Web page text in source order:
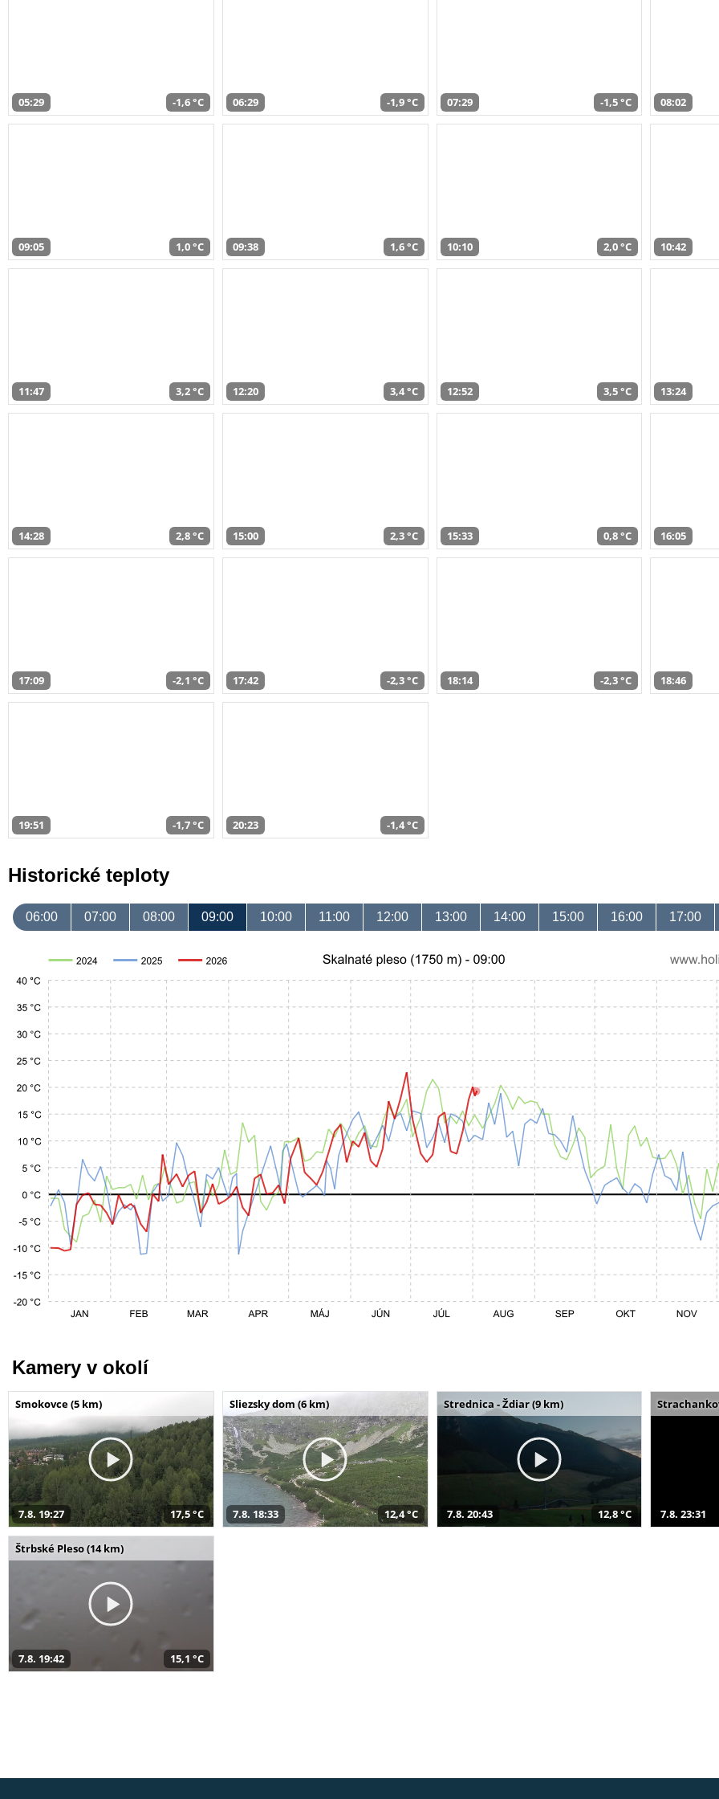
05:29 -1,6 °C 06:29 -1,9 °C 07:29 -1,5 °C 08:02
09:05 1,0 °C 09:38 1,6 °C 10:10 2,0 °C 10:42
11:47 3,2 °C 12:20 3,4 °C 12:52 3,5 °C 13:24
14:28 2,8 °C 15:00 2,3 °C 15:33 0,8 °C 16:05
17:09 -2,1 °C 17:42 -2,3 °C 18:14 -2,3 °C 18:46
19:51 -1,7 °C 20:23 -1,4 °C
Historické teploty
06:00 07:00 08:00 09:00 10:00 11:00 12:00 13:00 14:00 15:00 16:00 17:00
Kamery v okolí
Smokovce (5 km)
7.8. 19:27 17,5 °C
Sliezsky dom (6 km)
7.8. 18:33 12,4 °C
Strednica - Ždiar (9 km)
7.8. 20:43 12,8 °C 7.8. 23:31
Štrbské Pleso (14 km)
7.8. 19:42 15,1 °C